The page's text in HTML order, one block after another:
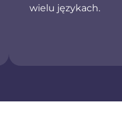
wielu językach.